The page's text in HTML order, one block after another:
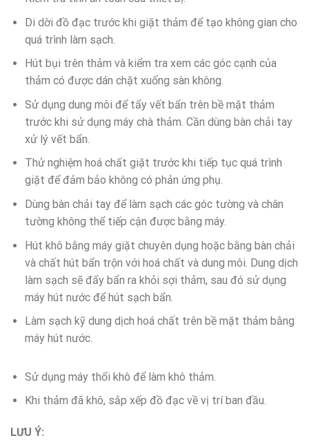
Di dời đồ đạc trước khi giặt thảm để tạo không gian cho
quá trình làm sạch.
Hút bụi trên thảm và kiểm tra xem các góc cạnh của
thảm có được dán chặt xuống sàn không.
Sử dụng dung môi để tẩy vết bẩn trên bề mặt thảm
trước khi sử dụng máy chà thảm. Cần dùng bàn chải tay
xử lý vết bẩn.
Thử nghiệm hoá chất giặt trước khi tiếp tục quá trình
giặt để đảm bảo không có phản ứng phụ.
Dùng bàn chải tay để làm sạch các góc tường và chân
tường không thể tiếp cận được bằng máy.
Hút khô bằng máy giặt chuyên dụng hoặc bằng bàn chải
và chất hút bẩn trộn với hoá chất và dung môi. Dung dịch
làm sạch sẽ đẩy bẩn ra khỏi sợi thảm, sau đó sử dụng
máy hút nước để hút sạch bẩn.
Làm sạch kỹ dung dịch hoá chất trên bề mặt thảm bằng
máy hút nước.
Sử dụng máy thổi khô để làm khô thảm.
Khi thảm đã khô, sắp xếp đồ đạc về vị trí ban đầu.
LƯU Ý: